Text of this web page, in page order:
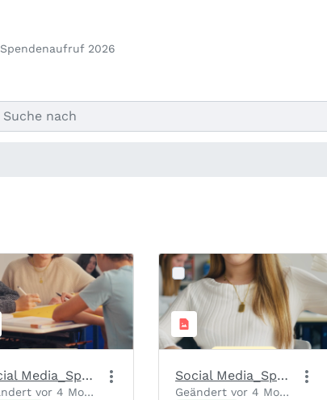
Spendenaufruf 2026
Social Media_Spendenaufruf_Slide 1_Motiv 3
Geändert vor 4 Monaten von Chantal Josten.
Social Media_Spendenaufruf_Slide 1_Motiv 2
Geändert vor 4 Monaten von Chantal Josten.